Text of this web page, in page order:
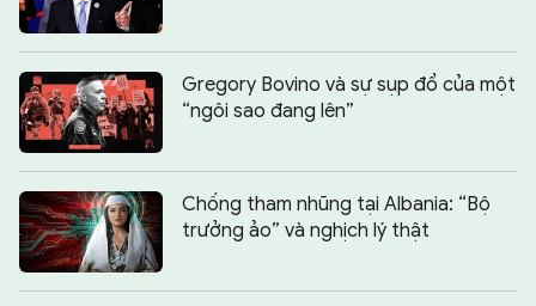
Gregory Bovino và sự sụp đổ của một
“ngôi sao đang lên”
Chống tham nhũng tại Albania: “Bộ
trưởng ảo” và nghịch lý thật